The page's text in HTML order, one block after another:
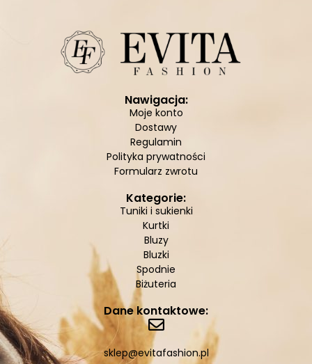
Nawigacja:
Moje konto
Dostawy
Regulamin
Polityka prywatności
Formularz zwrotu
Kategorie:
Tuniki i sukienki
Kurtki
Bluzy
Bluzki
Spodnie
Biżuteria
Dane kontaktowe:
sklep@evitafashion.pl